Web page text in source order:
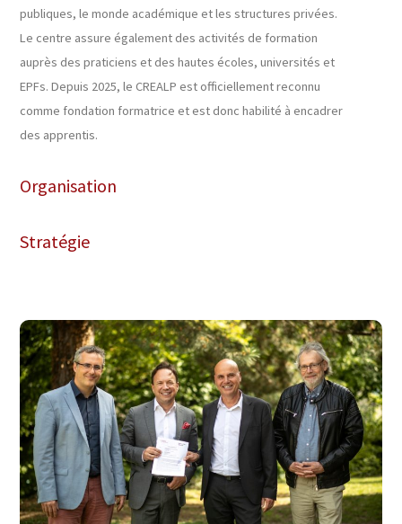
publiques, le monde académique et les structures privées.
Le centre assure également des activités de formation
auprès des praticiens et des hautes écoles, universités et
EPFs. Depuis 2025, le CREALP est officiellement reconnu
comme fondation formatrice et est donc habilité à encadrer
des apprentis.
Organisation
Stratégie